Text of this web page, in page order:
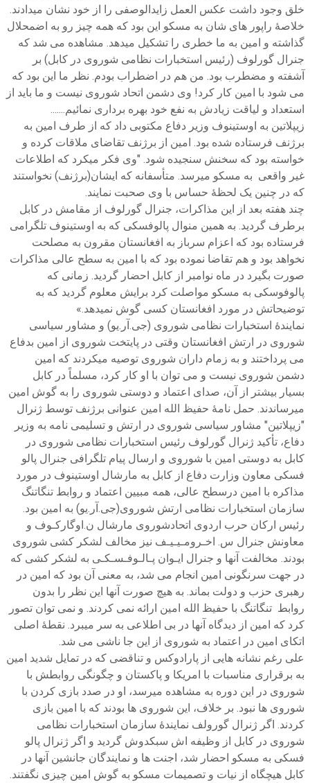
خلق وجود داشت عکس العمل زایدالوصفی را از خود نشان میدادند.
خلاصۀ راپور های شان به مسکو این بود که همه چیز رو به اضمحلال
گذاشته و امین به ما خطری را تشکیل میدهد. مشاهده می شد که
جنرال گورلوف (رئیس استخبارات نظامی شوروی در کابل) بر
آشفته و مضطرب بود. من هم در اضطراب بودم. نظر ما این بود که
می شود با امین کار کرد! وی دشمن اتحاد شوروی نیست و ما باید از
استعداد و لیاقت زیادش به نفع خود بهره برداری نمائیم.......
زیپلاتین به اوستینوف وزیر دفاع مکتوبی داد که از طرف امین به
برژنف فرستاده شده بود. امین از برژنف تقاضای ملاقات کرده و
خواسته بود که سخنش سنجیده شود. "وی فکر میکرد که اطلاعات
غیر واقعی به مسکو میرسد. متأسفانه که ایشان(برژنف) نخواستند
که در چنین یک لحظۀ حساس با وی صحبت نمایند.
چند هفته بعد از این مذاکرات، جنرال گورلوف از مقامش در کابل
برطرف گردید. به همین منوال پالوفسکی که به اوستینوف تلگرامی
فرستاده بود که اعزام سرباز به افغانستان مقرون به مصلحت
نخواهد بود و هم تقاضا نموده بود که با امین به سطح عالی مذاکرات
صورت بگیرد در ماه نوامبر از کابل احضار گردید. زمانی که
پالوفوسکی به مسکو مواصلت کرد برایش معلوم گردید که به
توضیحاتش در مورد افغانستان کسی گوش نمیدهد.»
نمایندۀ استخبارات نظامی شوروی (جی.آر.یو) و مشاور سیاسی
شوروی در ارتش افغانستان وقتی در پایتخت شوروی از امین بدفاع
می پرداختند و به زمام داران شوروی توصیه میکردند که امین
دشمن شوروی نیست و می توان با او کار کرد، مسلماً در کابل
بسیار بیشتر از آن، صدای اعتماد و دوستی شوروی را به گوش امین
میرساندند. حمل نامۀ حفیظ الله امین عنوانی برژنف توسط ژنرال
"زیپلاتین" مشاور سیاسی شوروی در ارتش و تسلیمی نامه به وزیر
دفاع، تأکید ژنرال گورلوف رئیس استخبارات نظامی شوروی در
کابل به دوستی امین با شوروی و ارسال پیام تلگرافی جنرال پالو
فسکی معاون وزارت دفاع از کابل به مارشال اوستینوف در مورد
مذاکره با امین درسطح عالی، همه مبیین اعتماد و روابط تنگاتنگ
سازمان استخبارات نظامی ارتش شوروی(جی.آر.یو) به امین بود.
رئیس ارکان حرب اردوی اتحادشوروی مارشال ن.اوگارکـوف و
معاونش جنرال س. اخـرومـیـیـف نیز مخالف لشکر کشی شوروی
بودند. مخالفت آنها و جنرال ایـوان پـالـوفـسـکـی به لشکر کشی که
در جهت سرنگونی امین انجام می شد، به معنی آن بود که امین در
رهبری حزب و دولت بماند. به هیچ صورت آنها این نظر را بدون
روابط تنگاتنگ با حفیظ الله امین ارائه نمی کردند. و نمی توان تصور
کرد که امین از دیدگاه آنها در بی اطلاعی به سر میبرد. نقطۀ اصلی
اتکای امین در اعتماد به شوروی از این جا ناشی می شد.
علی رغم نشانه هایی از پارادوکس و تناقضی که در تمایل شدید امین
به برقراری مناسبات با امریکا و پاکستان و چگونگی روابطش با
شوروی در این دوره به مشاهده میرسد، او در صدد بازی کردن با
شوروی ها نبود. بر خلاف، این شوروی ها بودند که با امین بازی
کردند. اگر ژنرال گورولف نمایندۀ سازمان استخبارات نظامی
شوروی در کابل از وظیفه اش سبکدوش گردید و اگر ژنرال پالو
فسکی به مسکو احضار شد، اجنت ها و نمایندگان جانشین آنها در
کابل هیچگاه از نیات و تصمیمات مسکو به گوش امین چیزی نگفتند.